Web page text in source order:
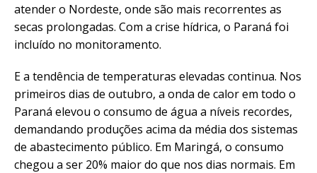
atender o Nordeste, onde são mais recorrentes as
secas prolongadas. Com a crise hídrica, o Paraná foi
incluído no monitoramento.
E a tendência de temperaturas elevadas continua. Nos
primeiros dias de outubro, a onda de calor em todo o
Paraná elevou o consumo de água a níveis recordes,
demandando produções acima da média dos sistemas
de abastecimento público. Em Maringá, o consumo
chegou a ser 20% maior do que nos dias normais. Em